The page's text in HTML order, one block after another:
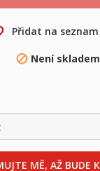
Přidat na
 Není skladem
MĚ, AŽ BUDE
přání
přáníabyste si mohli